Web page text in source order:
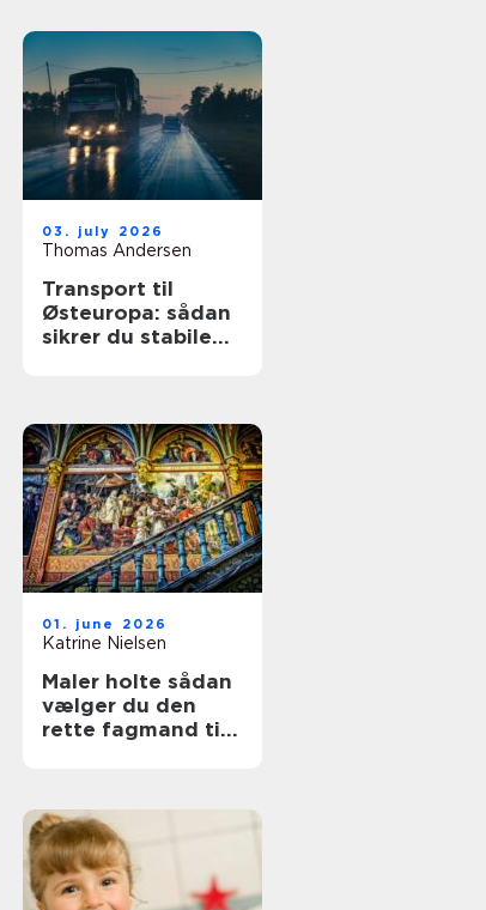
03. july 2026
Thomas Andersen
Transport til
Østeuropa: sådan
sikrer du stabile
01. june 2026
Katrine Nielsen
Maler holte sådan
vælger du den
rette fagmand til